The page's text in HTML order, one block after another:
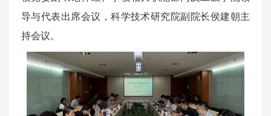
导与代表出席会议，科学技术研究院副院长侯建朝主
持会议。